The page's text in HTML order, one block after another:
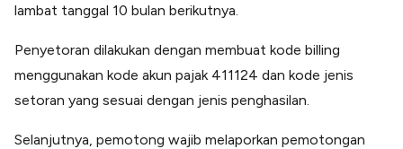
lambat tanggal 10 bulan berikutnya.
Penyetoran dilakukan dengan membuat kode billing
menggunakan kode akun pajak 411124 dan kode jenis
setoran yang sesuai dengan jenis penghasilan.
Selanjutnya, pemotong wajib melaporkan pemotongan